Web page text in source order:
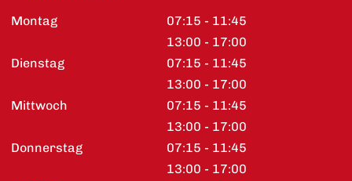
Montag
07:15 - 11:45
13:00 - 17:00
Dienstag
07:15 - 11:45
13:00 - 17:00
Mittwoch
07:15 - 11:45
13:00 - 17:00
Donnerstag
07:15 - 11:45
13:00 - 17:00